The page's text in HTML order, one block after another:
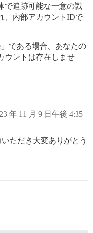
で追跡可能な一意の識
、内部アカウントIDで
」である場合、あなたの
ウントは存在しませ
年 11 月 9 日午後 4:35
いただき大変ありがとう